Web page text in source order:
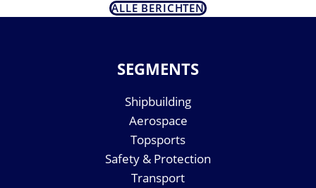
ALLE BERICHTEN
SEGMENTS
Shipbuilding
Aerospace
Topsports
Safety & Protection
Transport